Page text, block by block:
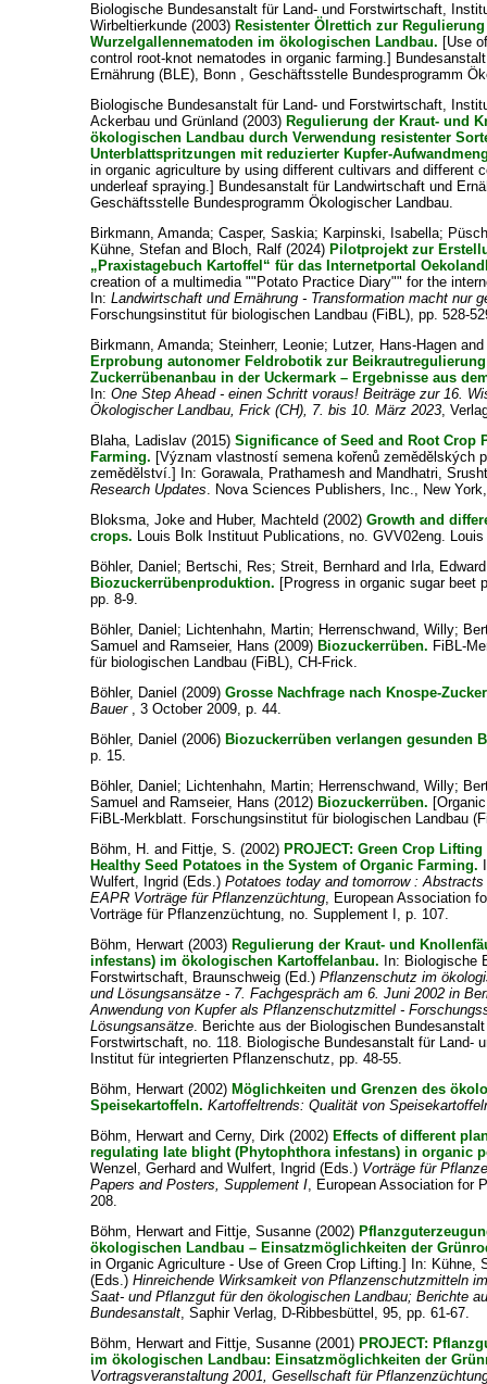
Biologische Bundesanstalt für Land- und Forstwirtschaft,
Wirbeltierkunde (2003) Resistenter Ölrettich zur
Wurzelgallennematoden im ökologischen Landbau. [Use
control root-knot nematodes in organic farming.]
Ernährung (BLE), Bonn , Geschäftsstelle Bundesprogramm
Biologische Bundesanstalt für Land- und Forstwirtschaft,
Ackerbau und Grünland (2003) Regulierung der Kraut- und
ökologischen Landbau durch Verwendung resistenter
Unterblattspritzungen mit reduzierter Kupfer-
in organic agriculture by using different cultivars and different
underleaf spraying.] Bundesanstalt für Landwirtschaft und
Geschäftsstelle Bundesprogramm Ökologischer Landbau.
Birkmann, Amanda;Casper, Saskia; Karpinski, Isabella;
Kühne, Stefan and Bloch, Ralf (2024) Pilotprojekt zur
„Praxistagebuch Kartoffel“ für das Internetportal
creation of a multimedia ""Potato Practice Diary"" for the
In:Landwirtschaft und Ernährung - Transformation macht nur
Forschungsinstitut für biologischen Landbau (FiBL), pp. 528-
Birkmann, Amanda;Steinherr, Leonie; Lutzer, Hans-Hagen
Erprobung autonomer Feldrobotik zur
Zuckerrübenanbau in der Uckermark – Ergebnisse aus
In:One Step Ahead - einen Schritt voraus! Beiträge zur 16.
Ökologischer Landbau, Frick (CH), 7. bis 10. März 2023,
Blaha, Ladislav (2015)Significance of Seed and Root Crop
Farming. [Význam vlastností semena kořenů zemědělských
zemědělství.] In:Gorawala, Prathamesh and Mandhatri,
Research Updates. Nova Sciences Publishers, Inc., New
Bloksma, Joke and Huber, Machteld (2002)Growth and
crops. Louis Bolk Instituut Publications, no. GVV02eng.
Böhler, Daniel ; Bertschi, Res;Streit, Bernhard and Irla, Edward
Biozuckerrübenproduktion. [Progress in organic sugar beet
pp. 8-9.
Böhler, Daniel ; Lichtenhahn, Martin; Herrenschwand, Willy;
Samuel and Ramseier, Hans (2009) Biozuckerrüben. FiBL-
für biologischen Landbau (FiBL), CH-Frick.
Böhler, Daniel (2009)Grosse Nachfrage nach Knospe-
Bauer , 3 October 2009, p. 44.
Böhler, Daniel (2006) Biozuckerrüben verlangen gesunden
p. 15.
Böhler, Daniel ; Lichtenhahn, Martin; Herrenschwand, Willy;
Samuel and Ramseier, Hans (2012) Biozuckerrüben.
FiBL-Merkblatt. Forschungsinstitut für biologischen Landbau
Böhm, H. and Fittje, S. (2002) PROJECT: Green Crop
Healthy Seed Potatoes in the System of Organic Farming.
Wulfert, Ingrid (Eds.)Potatoes today and tomorrow :
EAPR Vorträge für Pflanzenzüchtung, European Association
Vorträge für Pflanzenzüchtung, no. Supplement I, p. 107.
Böhm, Herwart (2003) Regulierung der Kraut- und
infestans) im ökologischen Kartoffelanbau. In: Biologische
Forstwirtschaft, Braunschweig (Ed.)Pflanzenschutz im
und Lösungsansätze - 7. Fachgespräch am 6. Juni 2002 in
Anwendung von Kupfer als Pflanzenschutzmittel -
Lösungsansätze. Berichte aus der Biologischen
Forstwirtschaft, no. 118. Biologische Bundesanstalt für Land-
Institut für integrierten Pflanzenschutz, pp. 48-55.
Böhm, Herwart (2002) Möglichkeiten und Grenzen des
Speisekartoffeln. Kartoffeltrends: Qualität von
Böhm, Herwart andCerny, Dirk (2002) Effects of different
regulating late blight (Phytophthora infestans) in organic
Wenzel, Gerhard andWulfert, Ingrid (Eds.) Vorträge für
Papers and Posters, Supplement I, European Association for
208.
Böhm, Herwart and Fittje, Susanne (2002)
ökologischen Landbau – Einsatzmöglichkeiten der
in Organic Agriculture - Use of Green Crop Lifting.] In: Kühne,
(Eds.)Hinreichende Wirksamkeit von Pflanzenschutzmitteln
Saat- und Pflanzgut für den ökologischen Landbau; Berichte
Bundesanstalt, Saphir Verlag, D-Ribbesbüttel, 95, pp. 61-67.
Böhm, Herwart and Fittje, Susanne (2001) PROJECT:
im ökologischen Landbau: Einsatzmöglichkeiten der
Vortragsveranstaltung 2001, Gesellschaft für